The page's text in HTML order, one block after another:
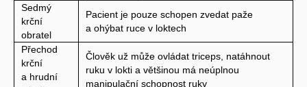
Sedmý
krční
obratel
Pacient je pouze schopen zvedat paže
a ohýbat ruce v loktech
Přechod
krční
a hrudní
Člověk už může ovládat triceps, natáhnout
ruku v lokti a většinou má neúplnou
manipulační schopnost ruky